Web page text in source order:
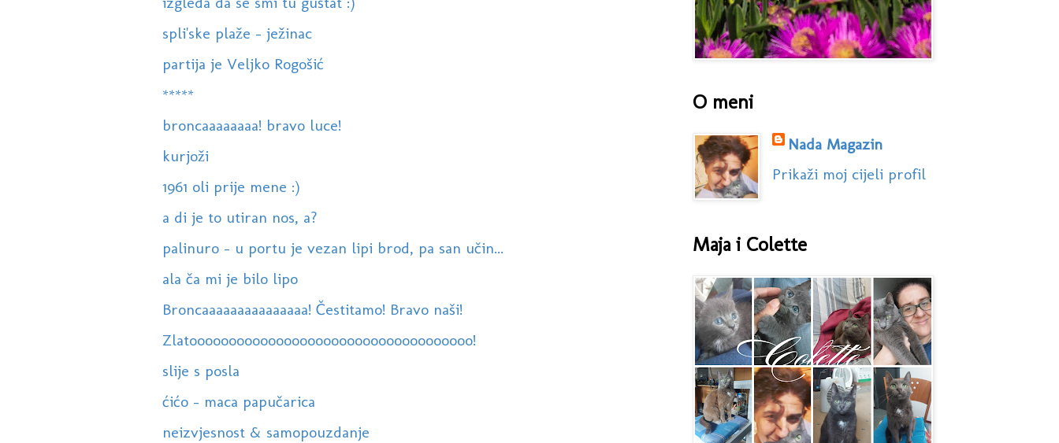
spli'ske plaže - ježinac
partija je Veljko Rogošić
*****
broncaaaaaaaa! bravo luce!
kurjoži
1961 oli prije mene :)
a di je to utiran nos, a?
palinuro - u portu je vezan lipi brod, pa san učin...
ala ča mi je bilo lipo
Broncaaaaaaaaaaaaaaa! Čestitamo! Bravo naši!
Zlatoooooooooooooooooooooooooooooooooooo!
slije s posla
ćićo - maca papučarica
neizvjesnost & samopouzdanje
O meni
Nada Magazin
Prikaži moj cijeli profil
Maja i Colette